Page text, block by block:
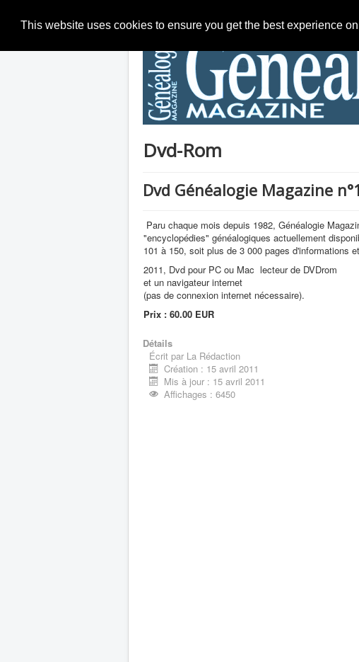
This website uses cookies to ensure you get the best experience
Dvd-Rom
Dvd Généalogie Magazine
Paru chaque mois depuis 1982, Généalogie
"encyclopédies" généalogiques actuellement
101 à 150, soit plus de 3 000 pages d'informations
2011, Dvd pour PC ou Mac lecteur de DVDrom
et un navigateur internet
(pas de connexion internet nécessaire).
Prix : 60.00 EUR
Détails
Écrit par La Rédaction
Création : 15 avril 2011
Mis à jour : 15 avril 2011
Affichages : 6450